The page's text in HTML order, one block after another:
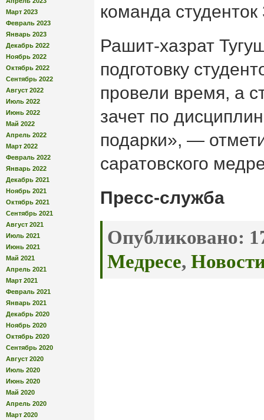
Март 2023
Февраль 2023
Январь 2023
Декабрь 2022
Ноябрь 2022
Октябрь 2022
Сентябрь 2022
Август 2022
Июль 2022
Июнь 2022
Май 2022
Апрель 2022
Март 2022
Февраль 2022
Январь 2022
Декабрь 2021
Ноябрь 2021
Октябрь 2021
Сентябрь 2021
Август 2021
Июль 2021
Июнь 2021
Май 2021
Апрель 2021
Март 2021
Февраль 2021
Январь 2021
Декабрь 2020
Ноябрь 2020
Октябрь 2020
Сентябрь 2020
Август 2020
Июль 2020
Июнь 2020
Май 2020
Апрель 2020
Март 2020
команда студенток
Рашит-хазрат
подготовку
провели время, а
зачет по
подарки», —
саратовского
Пресс-служба
Опубликовано:
Медресе,